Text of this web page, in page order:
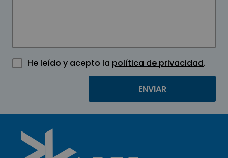
He leído y acepto la política de privacidad.